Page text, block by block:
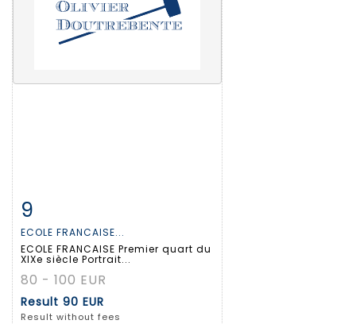
9
ECOLE FRANCAISE...
ECOLE FRANCAISE Premier quart du
XIXe siècle Portrait...
80 - 100 EUR
Result 90 EUR
Result without fees